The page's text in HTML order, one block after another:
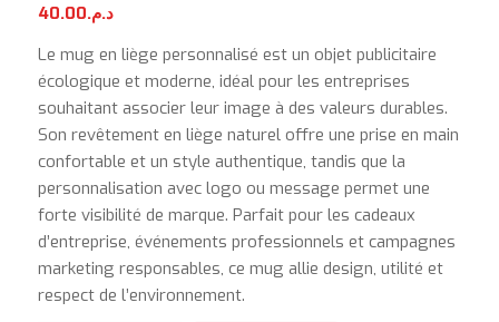
د.م.40.00
Le mug en liège personnalisé est un objet publicitaire
écologique et moderne, idéal pour les entreprises
souhaitant associer leur image à des valeurs durables.
Son revêtement en liège naturel offre une prise en main
confortable et un style authentique, tandis que la
personnalisation avec logo ou message permet une
forte visibilité de marque. Parfait pour les cadeaux
d’entreprise, événements professionnels et campagnes
marketing responsables, ce mug allie design, utilité et
respect de l’environnement.